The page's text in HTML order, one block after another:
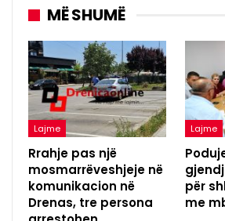
MË SHUMË
Lajme
Rrahje pas një
mosmarrëveshjeje në
komunikacion në
Drenas, tre persona
Lajme
për
me